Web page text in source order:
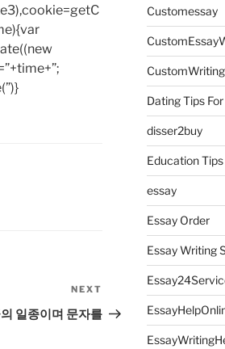
Post
NEXT
일종이며 문자를
Customessay
CustomWriting
Dating Tips
disser2buy
Education
essay
Essay Order
Essay Writing